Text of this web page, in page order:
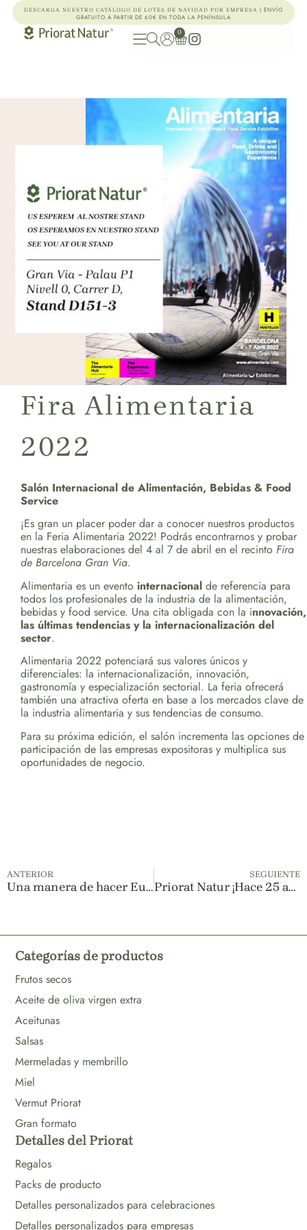
DESCARGA NUESTRO CATÁLOGO DE LOTES DE NAVIDAD POR EMPRESA | ENVÍO
GRATUITO A PARTIR DE 60€ EN TODA LA PENÍNSULA
0
Fira Alimentaria
2022
Salón Internacional de Alimentación, Bebidas & Food
Service
¡Es gran un placer poder dar a conocer nuestros productos
en la Feria Alimentaria 2022! Podrás encontrarnos y probar
nuestras elaboraciones del 4 al 7 de abril en el recinto Fira
de Barcelona Gran Via.
Alimentaria es un evento internacional de referencia para
todos los profesionales de la industria de la alimentación,
bebidas y food service. Una cita obligada con la innovación,
las últimas tendencias y la internacionalización del
sector.
Alimentaria 2022 potenciará sus valores únicos y
diferenciales: la internacionalización, innovación,
gastronomía y especialización sectorial. La feria ofrecerá
también una atractiva oferta en base a los mercados clave de
la industria alimentaria y sus tendencias de consumo.
Para su próxima edición, el salón incrementa las opciones de
participación de las empresas expositoras y multiplica sus
oportunidades de negocio.
ANTERIOR
Una manera de hacer Europa
SEGUIENTE
Priorat Natur ¡Hace 25 años!
Categorías de productos
Frutos secos
Aceite de oliva virgen extra
Aceitunas
Salsas
Mermeladas y membrillo
Miel
Vermut Priorat
Gran formato
Detalles del Priorat
Regalos
Packs de producto
Detalles personalizados para celebraciones
Detalles personalizados para empresas